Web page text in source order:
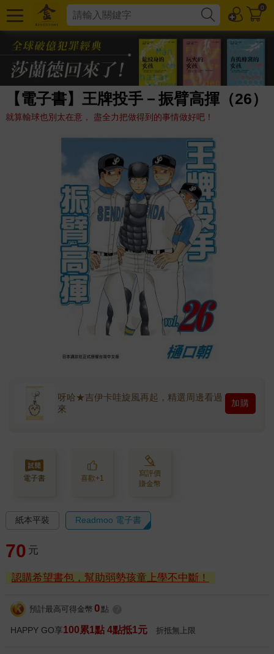
0
【電子書】王牌投手－振臂高揮（26）
就算輸球也別太在意， 盡全力把做得到的事情做好吧！
呀哈★吉伊卡哇旋風再起，精選周邊看過
來
加購
電子書 喜歡+1
寫評價
賺金幣
紙本平裝 Readmoo 電子書
70 元
認購希望書包，幫助弱勢孩童上學不中斷！
預計最高可得金幣 0 點
HAPPY GO享100累1點 4點抵1元 折抵無上限